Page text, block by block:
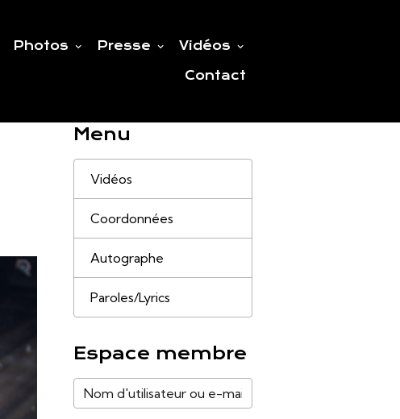
Photos Presse Vidéos
Contact
Menu
Vidéos
Coordonnées
Autographe
Paroles/Lyrics
Espace membre